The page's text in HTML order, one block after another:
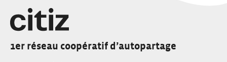
1er réseau coopératif d’autopartage